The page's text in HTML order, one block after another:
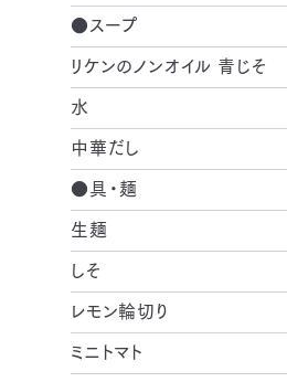
●スープ
リケンのノンオイル 青じそ
水
中華だし
●具・麺
生麺
しそ
レモン輪切り
ミニトマト